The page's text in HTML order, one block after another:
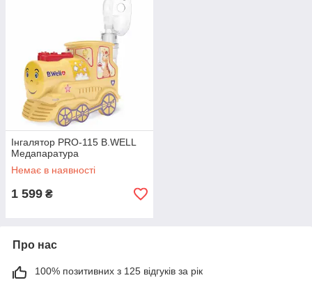
Інгалятор PRO-115 B.WELL
Медапаратура
Немає в наявності
1 599 ₴
Про нас
100% позитивних з 125 відгуків за рік